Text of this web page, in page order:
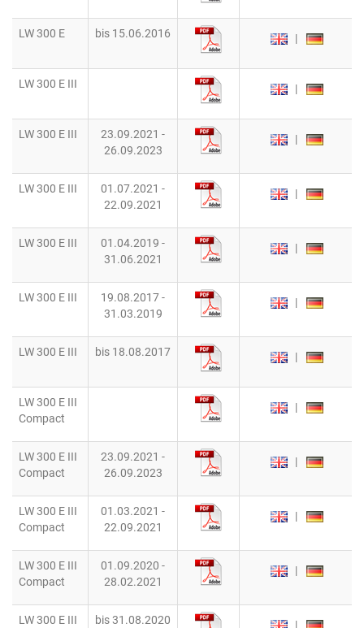
LW 300 E bis 15.06.2016 |
LW 300 E III |
LW 300 E III
23.09.2021 -
26.09.2023
|
LW 300 E III
01.07.2021 -
22.09.2021
|
LW 300 E III
01.04.2019 -
31.06.2021
|
LW 300 E III
19.08.2017 -
31.03.2019
|
LW 300 E III bis 18.08.2017 |
LW 300 E III
Compact
|
LW 300 E III
Compact
23.09.2021 -
26.09.2023
|
LW 300 E III
Compact
01.03.2021 -
22.09.2021
|
LW 300 E III
Compact
01.09.2020 -
28.02.2021
|
LW 300 E III bis 31.08.2020 |